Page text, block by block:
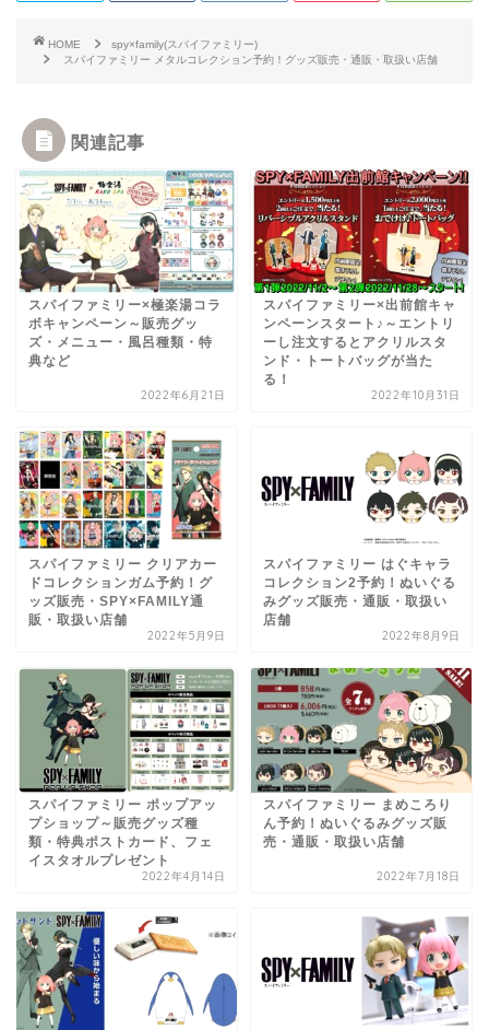
HOME
spy×family(スパイファミリー)
スパイファミリー メタルコレクション予約！グッズ販売・通販・取扱い店舗
関連記事
スパイファミリー×極楽湯コラ
ボキャンペーン～販売グッ
ズ・メニュー・風呂種類・特
典など
2022年6月21日
スパイファミリー×出前館キャ
ンペーンスタート♪～エントリ
ーし注文するとアクリルスタ
ンド・トートバッグが当た
る！
2022年10月31日
スパイファミリー クリアカー
ドコレクションガム予約！グ
ッズ販売・SPY×FAMILY通
販・取扱い店舗
2022年5月9日
スパイファミリー はぐキャラ
コレクション2予約！ぬいぐる
みグッズ販売・通販・取扱い
店舗
2022年8月9日
スパイファミリー ポップアッ
プショップ～販売グッズ種
類・特典ポストカード、フェ
イスタオルプレゼント
2022年4月14日
スパイファミリー まめころり
ん予約！ぬいぐるみグッズ販
売・通販・取扱い店舗
2022年7月18日